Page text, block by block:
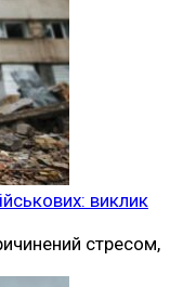
виклик
стресом,